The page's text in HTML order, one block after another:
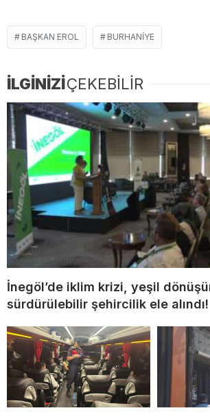
BAŞKAN EROL BURHANIYE
İLGİNİZİÇEKEBİLİR
İnegöl’de iklim krizi, yeşil
sürdürülebilir şehircilik ele alındı!